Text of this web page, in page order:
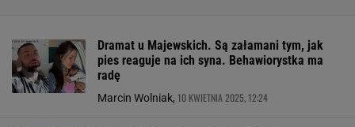
Dramat u Majewskich. Są załamani tym, jak
pies reaguje na ich syna. Behawiorystka ma
radę
Marcin Wolniak, 10 KWIETNIA 2025, 12:24